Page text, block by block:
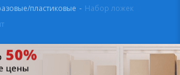
пластиковые - Набор ложек